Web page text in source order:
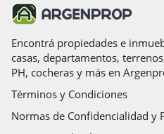
Encontrá propiedades e
casas, departamentos,
PH, cocheras y más en
Términos y Condiciones
Normas de Confidencialidad y